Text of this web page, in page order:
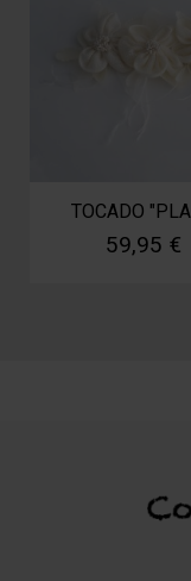
TOCADO
59,95 €